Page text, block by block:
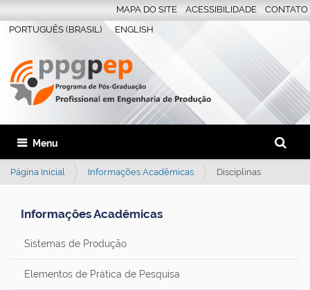
Busca
Busca
PORTUGUÊS (BRASIL) ENGLISH
MAPA DO SITE ACESSIBILIDADE CONTATO
Toggle navigation
Página Inicial Informações Acadêmicas Disciplinas
Informações Acadêmicas
Sistemas de Produção
Elementos de Prática de Pesquisa